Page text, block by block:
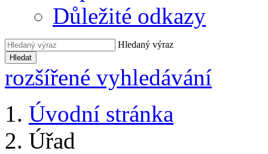
Důležité odkazy
Hledaný výraz
Hledat
rozšířené vyhledávání
Úvodní stránka
Úřad